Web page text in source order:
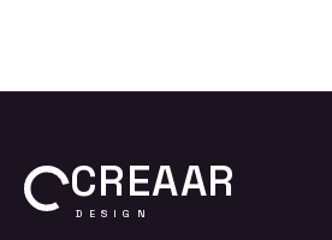
CREAAR
DESIGN